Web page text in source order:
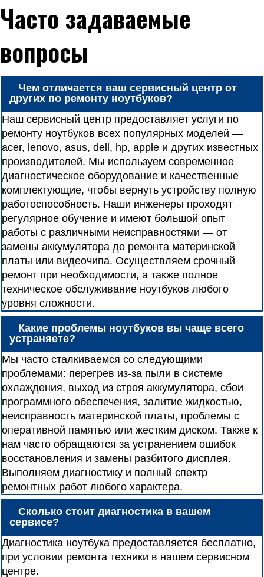
Часто задаваемые
вопросы
Чем отличается ваш сервисный центр от
других по ремонту ноутбуков?
Наш сервисный центр предоставляет услуги по
ремонту ноутбуков всех популярных моделей —
acer, lenovo, asus, dell, hp, apple и других известных
производителей. Мы используем современное
диагностическое оборудование и качественные
комплектующие, чтобы вернуть устройству полную
работоспособность. Наши инженеры проходят
регулярное обучение и имеют большой опыт
работы с различными неисправностями — от
замены аккумулятора до ремонта материнской
платы или видеочипа. Осуществляем срочный
ремонт при необходимости, а также полное
техническое обслуживание ноутбуков любого
уровня сложности.
Какие проблемы ноутбуков вы чаще всего
устраняете?
Мы часто сталкиваемся со следующими
проблемами: перегрев из-за пыли в системе
охлаждения, выход из строя аккумулятора, сбои
программного обеспечения, залитие жидкостью,
неисправность материнской платы, проблемы с
оперативной памятью или жестким диском. Также к
нам часто обращаются за устранением ошибок
восстановления и замены разбитого дисплея.
Выполняем диагностику и полный спектр
ремонтных работ любого характера.
Сколько стоит диагностика в вашем
сервисе?
Диагностика ноутбука предоставляется бесплатно,
при условии ремонта техники в нашем сервисном
центре.